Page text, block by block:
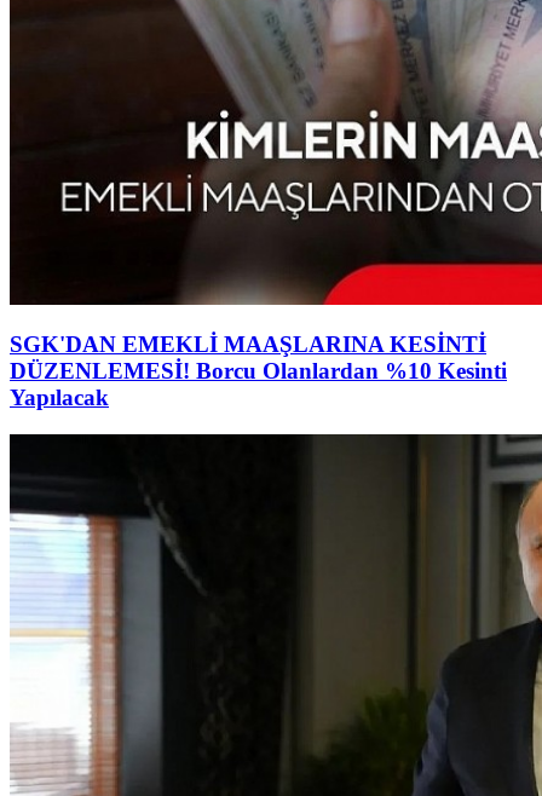
SGK'DAN EMEKLİ MAAŞLARINA KESİNTİ
DÜZENLEMESİ! Borcu Olanlardan %10 Kesinti
Yapılacak